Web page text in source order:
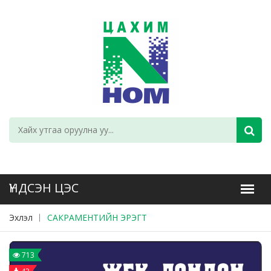
Эхлэл САКРАМЕНТИЙН ЭРЭГТ
713